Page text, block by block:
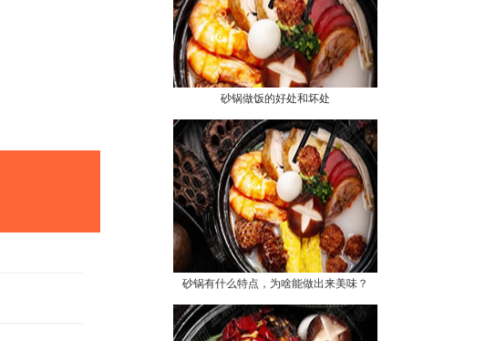
砂锅做饭的好处和坏处
砂锅有什么特点，为啥能做出来美味？